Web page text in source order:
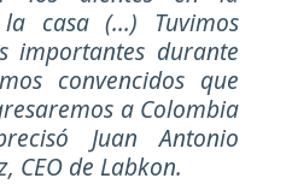
casa (...) Tuvimos
importantes durante
convencidos que
a Colombia
Juan Antonio
CEO de Labkon.